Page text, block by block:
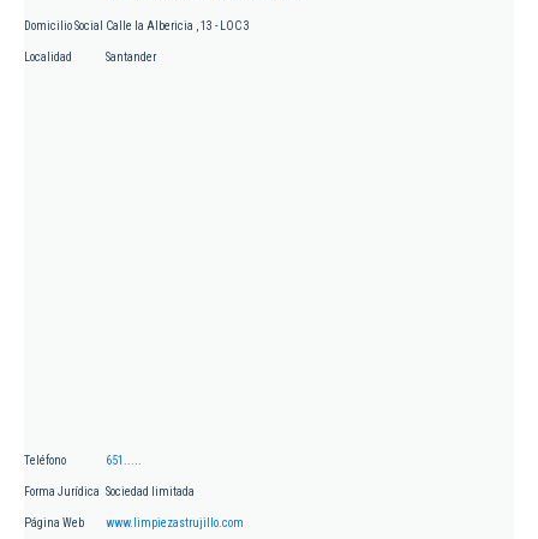
Domicilio Social Calle la Albericia , 13 - LOC 3
Localidad Santander
Teléfono 651.....
Forma Jurídica Sociedad limitada
Página Web www.limpiezastrujillo.com